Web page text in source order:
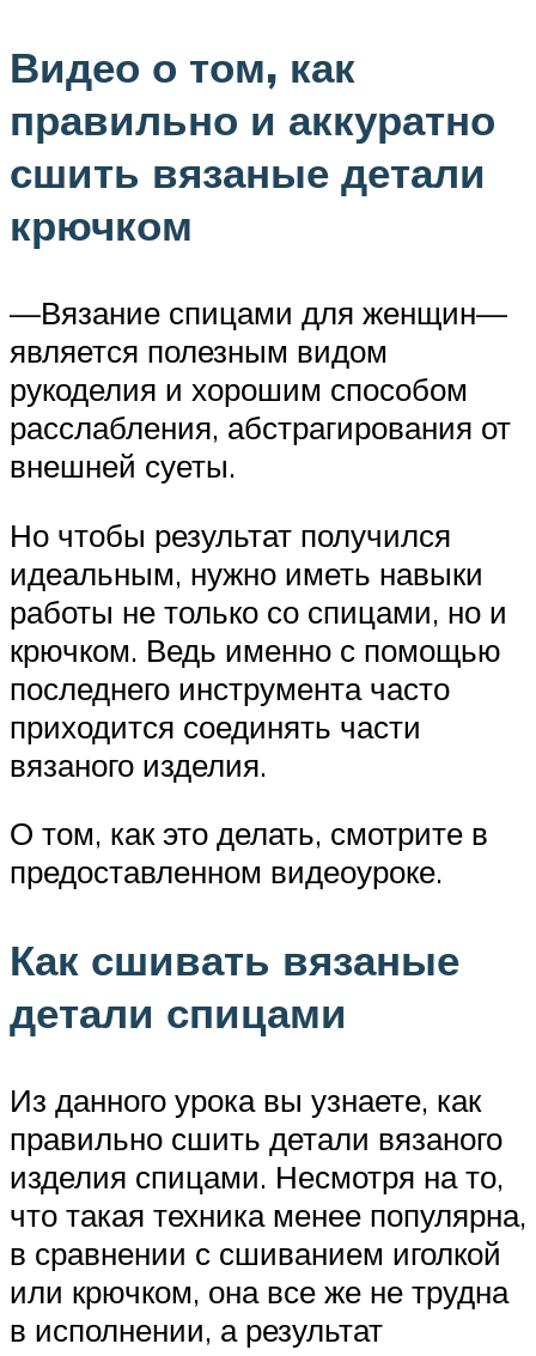
Видео о том, как
правильно и аккуратно
сшить вязаные детали
крючком
—Вязание спицами для женщин—
является полезным видом
рукоделия и хорошим способом
расслабления, абстрагирования от
внешней суеты.
Но чтобы результат получился
идеальным, нужно иметь навыки
работы не только со спицами, но и
крючком. Ведь именно с помощью
последнего инструмента часто
приходится соединять части
вязаного изделия.
О том, как это делать, смотрите в
предоставленном видеоуроке.
Как сшивать вязаные
детали спицами
Из данного урока вы узнаете, как
правильно сшить детали вязаного
изделия спицами. Несмотря на то,
что такая техника менее популярна,
в сравнении с сшиванием иголкой
или крючком, она все же не трудна
в исполнении, а результат